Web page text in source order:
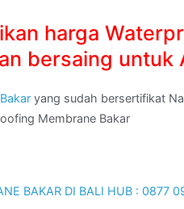
harga
bersaing untuk
yang sudah bersertifikat
Membrane Bakar